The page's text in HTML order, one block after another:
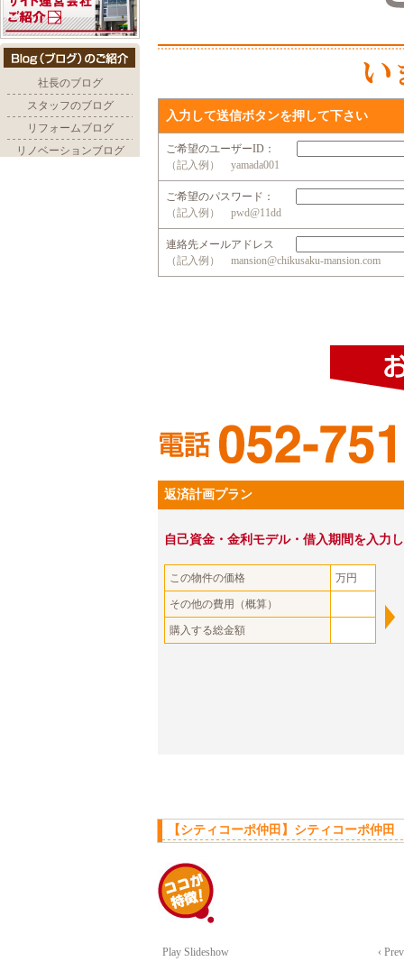
入力して送信ボタンを押して下さい
ご希望のユーザーID：
（記入例） yamada001
ご希望のパスワード：
（記入例） pwd@11dd
連絡先メールアドレス
（記入例） mansion@chikusaku-mansion.com
返済計画プラン
自己資金・金利モデル・借入期間を入力
この物件の価格 万円
その他の費用（概算）
購入する総金額
【シティコーポ仲田】シティコーポ仲
Play Slideshow ‹